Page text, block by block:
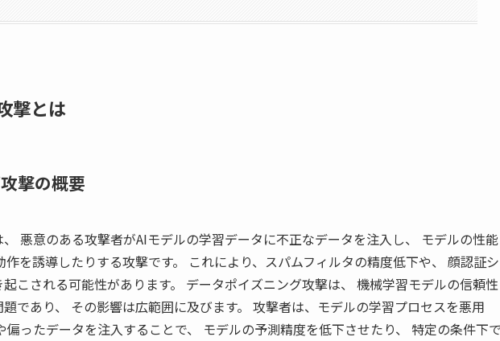
撃とは
撃の概要
悪意のある攻撃者がAIモデルの学習データに不正なデータを注入し、 モデルの性能
を誘導したりする攻撃です。 これにより、スパムフィルタの精度低下や、 顔認証シ
こされる可能性があります。 データポイズニング攻撃は、 機械学習モデルの信頼性
であり、 その影響は広範囲に及びます。 攻撃者は、モデルの学習プロセスを悪用
偏ったデータを注入することで、 モデルの予測精度を低下させたり、 特定の条件下